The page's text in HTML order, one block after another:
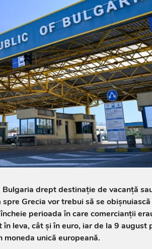
Bulgaria drept destinație de vacanță
Grecia vor trebui să se obișnuiască
perioada în care comercianții
leva, cât și în euro, iar de la 9 august
unică europeană.